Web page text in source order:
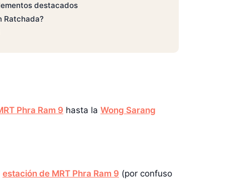
destacados
Ratchada?
Phra Ram 9 hasta la Wong Sarang
estación de MRT Phra Ram 9 (por confuso